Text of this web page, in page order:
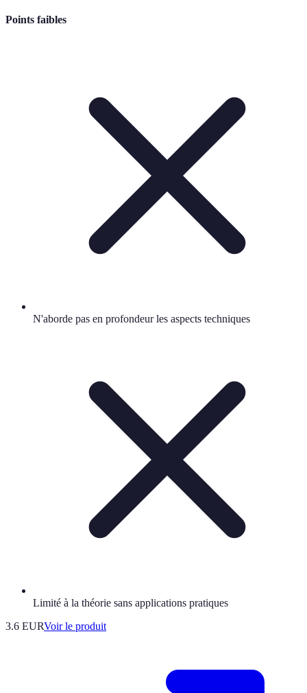
Points faibles
N'aborde pas en profondeur les aspects techniques
Limité à la théorie sans applications pratiques
3.6 EURVoir le produit